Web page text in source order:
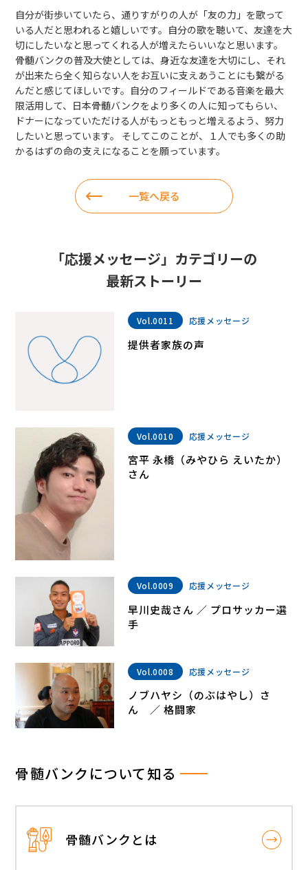
自分が街歩いていたら、通りすがりの人が「友の力」を歌って
いる人だと思われると嬉しいです。自分の歌を聴いて、友達を大
切にしたいなと思ってくれる人が増えたらいいなと思います。
骨髄バンクの普及大使としては、身近な友達を大切にし、それ
が出来たら全く知らない人をお互いに支えあうことにも繋がる
んだと感じてほしいです。自分のフィールドである音楽を最大
限活用して、日本骨髄バンクをより多くの人に知ってもらい、
ドナーになっていただける人がもっともっと増えるよう、努力
したいと思っています。 そしてこのことが、１人でも多くの助
かるはずの命の支えになることを願っています。
一覧へ戻る
「応援メッセージ」カテゴリーの
最新ストーリー
Vol.0011 応援メッセージ
提供者家族の声
Vol.0010 応援メッセージ
宮平 永橋（みやひら えいたか）
さん
Vol.0009 応援メッセージ
早川史哉さん ／ プロサッカー選
手
Vol.0008 応援メッセージ
ノブハヤシ（のぶはやし）さ
ん ／ 格闘家
骨髄バンクについて知る
骨髄バンクとは